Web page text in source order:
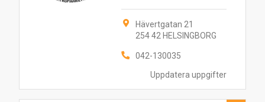
Uppdatera uppgifter
Hävertgatan 21
254 42 HELSINGBORG
042-130035